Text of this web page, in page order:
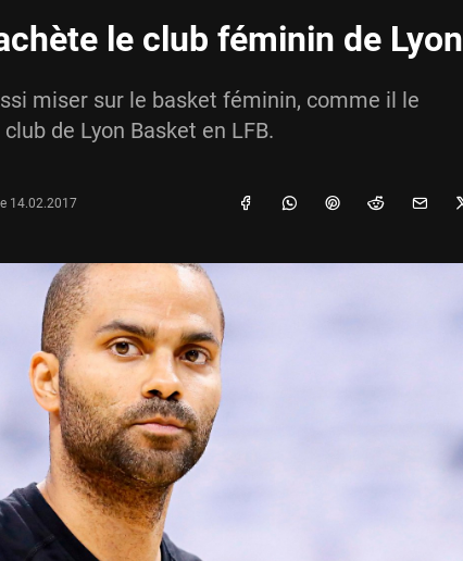
le club féminin de Lyon
miser sur le basket féminin, comme il le
de Lyon Basket en LFB.
14.02.2017